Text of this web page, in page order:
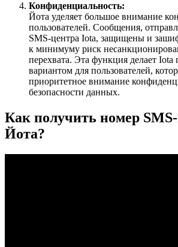
Конфиденциальность:
Йота уделяет большое внимание
пользователей. Сообщения,
SMS-центра Iota, защищены и
к минимуму риск
перехвата. Эта функция делает
вариантом для пользователей,
приоритетное внимание
безопасности данных.
Как получить номер
Йота?